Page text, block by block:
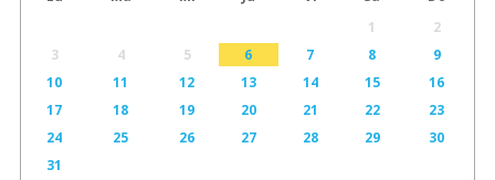
1
2
3
4 5 6 7 8
9
10
11 12 13 14 15
16
17
18 19 20 21 22
23
24
25 26 27 28 29
30
31